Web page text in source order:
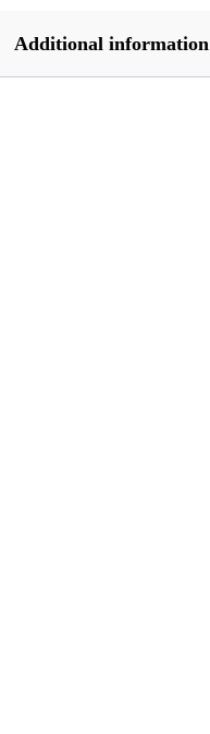
Additional information